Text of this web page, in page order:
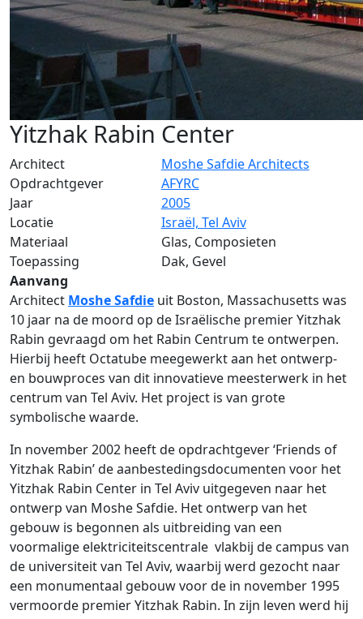
Yitzhak Rabin Center
Architect
Moshe Safdie Architects
Opdrachtgever
AFYRC
Jaar
2005
Locatie
Israël, Tel Aviv
Materiaal
Glas, Composieten
Toepassing
Dak, Gevel
Aanvang
Architect Moshe Safdie uit Boston, Massachusetts was
10 jaar na de moord op de Israëlische premier Yitzhak
Rabin gevraagd om het Rabin Centrum te ontwerpen.
Hierbij heeft Octatube meegewerkt aan het ontwerp-
en bouwproces van dit innovatieve meesterwerk in het
centrum van Tel Aviv. Het project is van grote
symbolische waarde.
In november 2002 heeft de opdrachtgever ‘Friends of
Yitzhak Rabin’ de aanbestedingsdocumenten voor het
Yitzhak Rabin Center in Tel Aviv uitgegeven naar het
ontwerp van Moshe Safdie. Het ontwerp van het
gebouw is begonnen als uitbreiding van een
voormalige elektriciteitscentrale vlakbij de campus van
de universiteit van Tel Aviv, waarbij werd gezocht naar
een monumentaal gebouw voor de in november 1995
vermoorde premier Yitzhak Rabin. In zijn leven werd hij